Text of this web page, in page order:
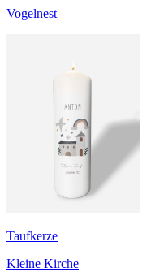
Vogelnest
Taufkerze
Kleine Kirche